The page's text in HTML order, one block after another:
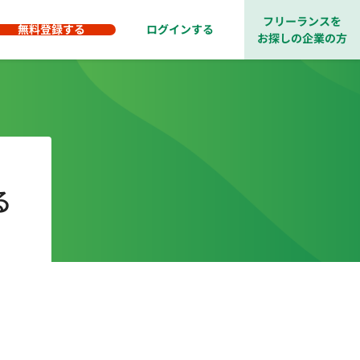
無料登録する ログインする
フリーランスを
お探しの企業の方